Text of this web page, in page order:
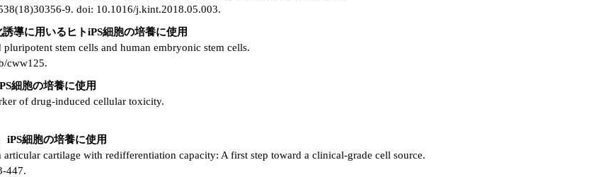
9. doi: 10.1016/j.kint.2018.05.003.
導に用いるヒトiPS細胞の培養に使用
stem cells and human embryonic stem cells.
cww125.
細胞の培養に使用
of drug-induced cellular toxicity.
iPS細胞の培養に使用
cartilage with redifferentiation capacity: A first step toward a clinical-grade cell source.
447.